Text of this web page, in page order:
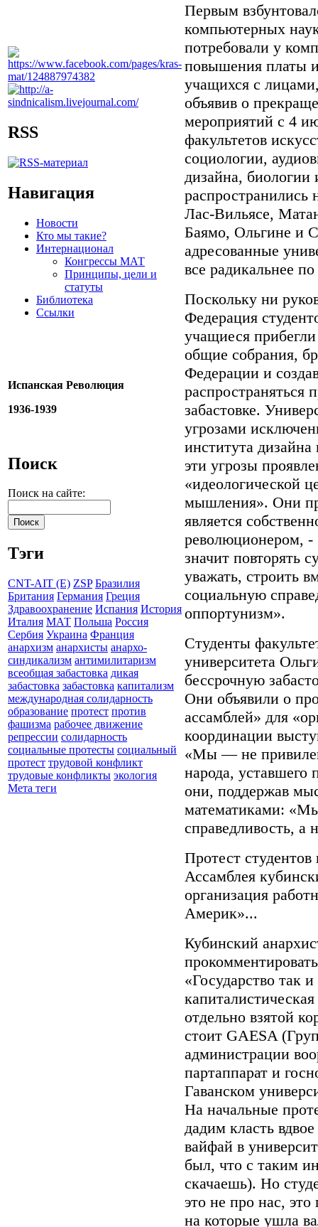
RSS
Навигация
Новости
Кто мы такие?
Интернационал
Конгрессы МАТ
Принципы, цели и
статуты
Библиотека
Ссылки
Испанская Революция
1936-1939
Поиск
Поиск на сайте:
Тэги
CNT-AIT (E) ZSP Бразилия
Британия Германия Греция
Здравоохранение Испания История
Италия МАТ Польша Россия
Сербия Украина Франция
анархизм анархисты анархо-
синдикализм антимилитаризм
всеобщая забастовка дикая
забастовка забастовка капитализм
международная солидарность
образование протест против
фашизма рабочее движение
репрессии солидарность
социальные протесты социальный
протест трудовой конфликт
трудовые конфликты экология
Мета теги
Первым
компьютерных
потребовали у
повышения платы
учащихся с
объявив о
мероприятий с 4
факультетов
социологии,
дизайна,
Лас-Вильясе,
Баямо, Ольгине и
адресованные
все радикальнее
Поскольку ни
Федерация
учащиеся
общие собрания,
Федерации и
распространяться
забастовке.
угрозами
института
эти угрозы
«идеологической
мышления». Они
является
революционером, -
значит повторять
уважать, строить
социальную
оппортунизм».
Студенты
университета
бессрочную
Они объявили о
ассамблей» для
координации
«Мы — не
народа, уставшего
они, поддержав
математиками:
справедливость, а
Протест
Ассамблея
организация
Америк»...
Кубинский
«Государство так
отдельно взятой
стоит GAESA
администрации
партаппарат и
Гаванском
На начальные
дадим класть
вайфай в
был, что с таким
скачаешь). Но
это не про нас,
на которые ушла